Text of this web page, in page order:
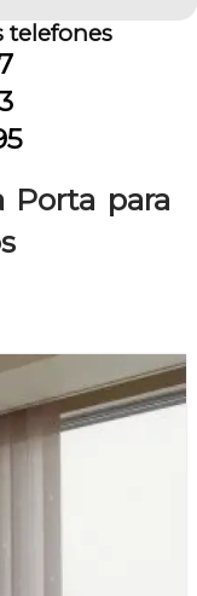
telefones
Porta para